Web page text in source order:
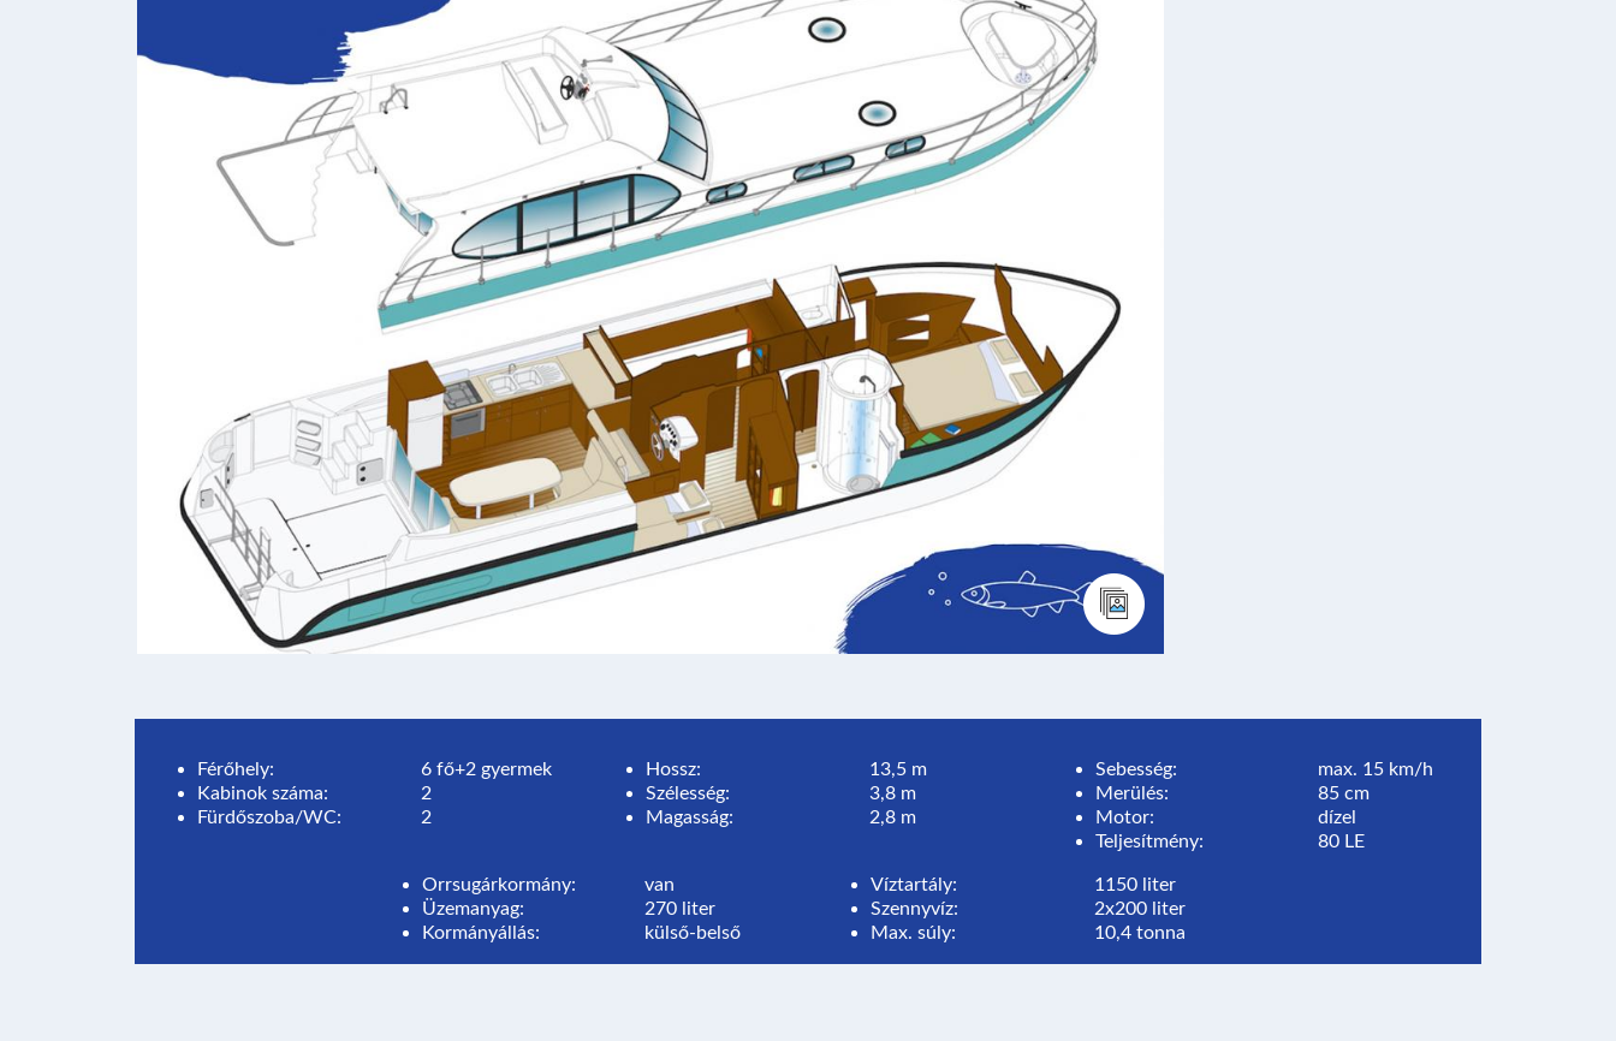
Férőhely:
6 fő+2 gyermek
Kabinok száma:
2
Fürdőszoba/WC:
2
Hossz:
13,5 m
Szélesség:
3,8 m
Magasság:
2,8 m
Sebesség:
max. 15 km/h
Merülés:
85 cm
Motor:
dízel
Teljesítmény:
80 LE
Orrsugárkormány:
van
Üzemanyag:
270 liter
Kormányállás:
külső-belső
Víztartály:
1150 liter
Szennyvíz:
2x200 liter
Max. súly:
10,4 tonna